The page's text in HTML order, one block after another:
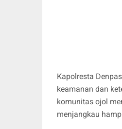
Kapolresta
keamanan dan
komunitas ojol
menjangkau